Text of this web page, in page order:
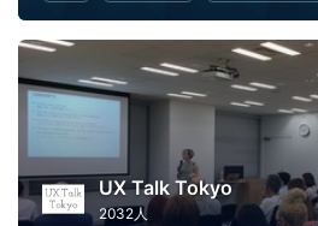
UX Talk Tokyo
2032人